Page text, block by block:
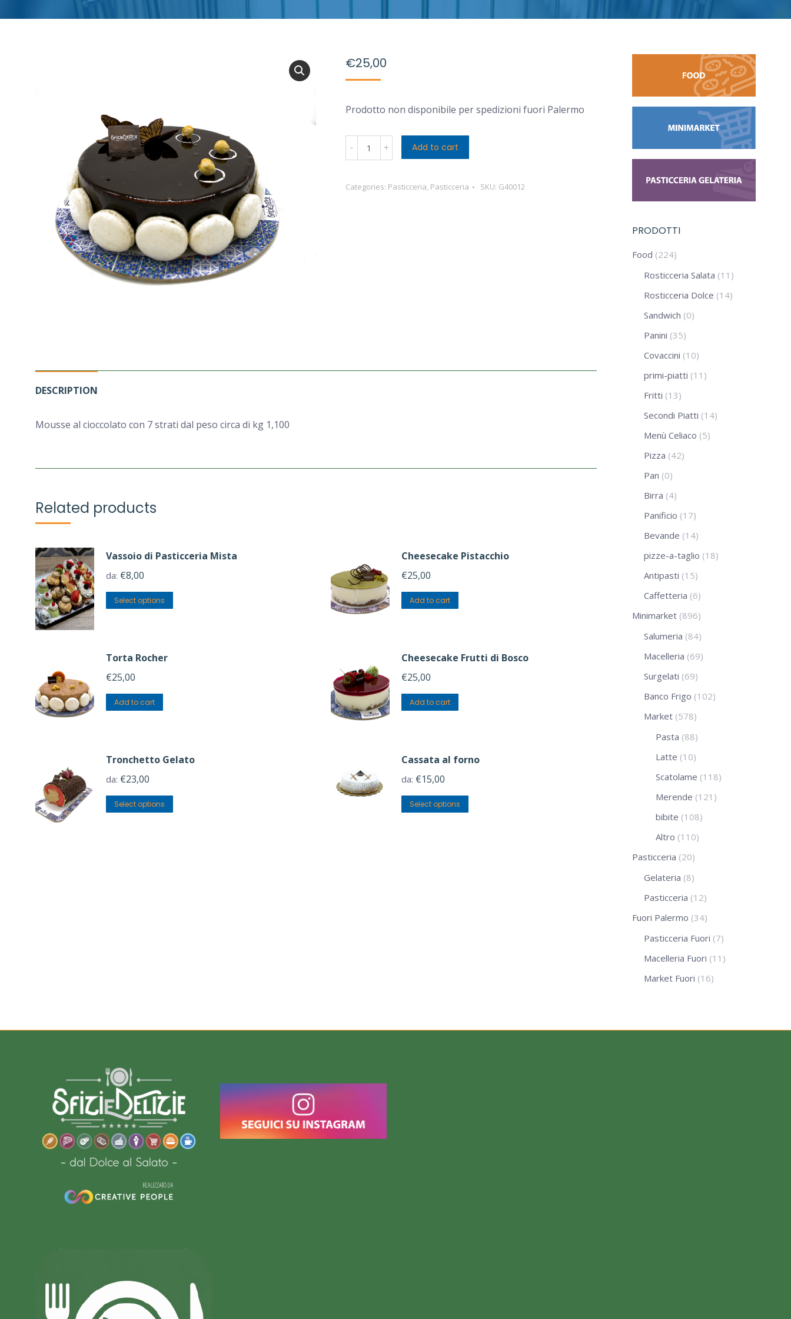
€25,00
Prodotto non disponibile per spedizioni fuori Palermo
Torta
Setteveli
quantity
Add to cart
Categories: Pasticceria, Pasticceria SKU: G40012
DESCRIPTION
Mousse al cioccolato con 7 strati dal peso circa di kg 1,100
Related products
Vassoio di Pasticceria Mista
da: €8,00
Select options
Cheesecake Pistacchio
€25,00
Add to cart
Torta Rocher
€25,00
Add to cart
Cheesecake Frutti di Bosco
€25,00
Add to cart
Tronchetto Gelato
da: €23,00
Select options
Cassata al forno
da: €15,00
Select options
PRODOTTI
Food (224)
Rosticceria Salata (11)
Rosticceria Dolce (14)
Sandwich (0)
Panini (35)
Covaccini (10)
primi-piatti (11)
Fritti (13)
Secondi Piatti (14)
Menù Celiaco (5)
Pizza (42)
Pan (0)
Birra (4)
Panificio (17)
Bevande (14)
pizze-a-taglio (18)
Antipasti (15)
Caffetteria (6)
Minimarket (896)
Salumeria (84)
Macelleria (69)
Surgelati (69)
Banco Frigo (102)
Market (578)
Pasta (88)
Latte (10)
Scatolame (118)
Merende (121)
bibite (108)
Altro (110)
Pasticceria (20)
Gelateria (8)
Pasticceria (12)
Fuori Palermo (34)
Pasticceria Fuori (7)
Macelleria Fuori (11)
Market Fuori (16)